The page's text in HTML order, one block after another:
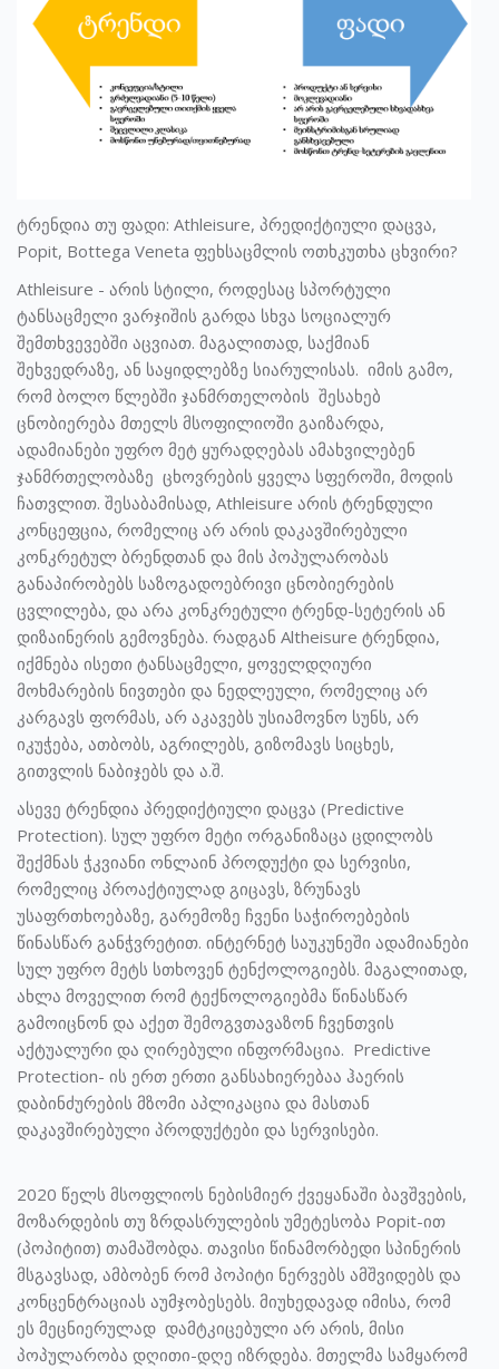
ტრენდია თუ ფადი: Athleisure, პრედიქტიული დაცვა,
Popit, Bottega Veneta ფეხსაცმლის ოთხკუთხა ცხვირი?
Athleisure - არის სტილი, როდესაც სპორტული
ტანსაცმელი ვარჯიშის გარდა სხვა სოციალურ
შემთხვევებში აცვიათ. მაგალითად, საქმიან
შეხვედრაზე, ან საყიდლებზე სიარულისას. იმის გამო,
რომ ბოლო წლებში ჯანმრთელობის შესახებ
ცნობიერება მთელს მსოფილიოში გაიზარდა,
ადამიანები უფრო მეტ ყურადღებას ამახვილებენ
ჯანმრთელობაზე ცხოვრების ყველა სფეროში, მოდის
ჩათვლით. შესაბამისად, Athleisure არის ტრენდული
კონცეფცია, რომელიც არ არის დაკავშირებული
კონკრეტულ ბრენდთან და მის პოპულარობას
განაპირობებს საზოგადოებრივი ცნობიერების
ცვლილება, და არა კონკრეტული ტრენდ-სეტერის ან
დიზაინერის გემოვნება. რადგან Altheisure ტრენდია,
იქმნება ისეთი ტანსაცმელი, ყოველდღიური
მოხმარების ნივთები და ნედლეული, რომელიც არ
კარგავს ფორმას, არ აკავებს უსიამოვნო სუნს, არ
იკუჭება, ათბობს, აგრილებს, გიზომავს სიცხეს,
გითვლის ნაბიჯებს და ა.შ.
ასევე ტრენდია პრედიქტიული დაცვა (Predictive
Protection). სულ უფრო მეტი ორგანიზაცა ცდილობს
შექმნას ჭკვიანი ონლაინ პროდუქტი და სერვისი,
რომელიც პროაქტიულად გიცავს, ზრუნავს
უსაფრთხოებაზე, გარემოზე ჩვენი საჭიროებების
წინასწარ განჭვრეტით. ინტერნეტ საუკუნეში ადამიანები
სულ უფრო მეტს სთხოვენ ტენქოლოგიებს. მაგალითად,
ახლა მოველით რომ ტექნოლოგიებმა წინასწარ
გამოიცნონ და აქეთ შემოგვთავაზონ ჩვენთვის
აქტუალური და ღირებული ინფორმაცია. Predictive
Protection- ის ერთ ერთი განსახიერებაა ჰაერის
დაბინძურების მზომი აპლიკაცია და მასთან
დაკავშირებული პროდუქტები და სერვისები.
2020 წელს მსოფლიოს ნებისმიერ ქვეყანაში ბავშვების,
მოზარდების თუ ზრდასრულების უმეტესობა Popit-ით
(პოპიტით) თამაშობდა. თავისი წინამორბედი სპინერის
მსგავსად, ამბობენ რომ პოპიტი ნერვებს ამშვიდებს და
კონცენტრაციას აუმჯობესებს. მიუხედავად იმისა, რომ
ეს მეცნიერულად დამტკიცებული არ არის, მისი
პოპულარობა დღითი-დღე იზრდება. მთელმა სამყარომ